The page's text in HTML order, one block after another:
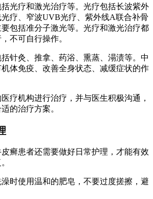
光疗和激光治疗等。光疗包括长波紫外
疗、窄波UVB光疗、紫外线A联合补骨
包括准分子激光等。光疗和激光治疗都
不可自行操作。
针灸、推拿、药浴、熏蒸、溻渍等。中
体免疫、改善全身状态、减缓症状的作
疗机构进行治疗，并与医生积极沟通，
的治疗方案。
癣患者还需要做好日常护理，才能有效
时使用温和的肥皂，不要过度搓擦，避